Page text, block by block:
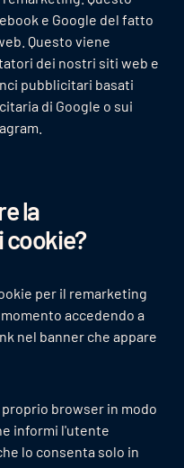
e Google del fatto
Questo viene
dei nostri siti web e
pubblicitari basati
di Google o sui
la
cookie?
per il remarketing
accedendo a
nel banner che appare
browser in modo
informi l'utente
lo consenta solo in